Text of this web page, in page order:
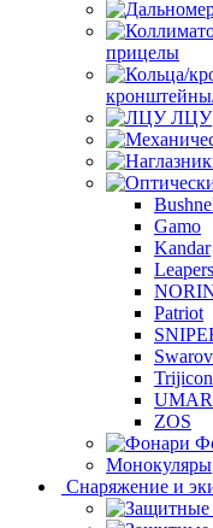
прицелы
ЛЦУ
Gamo
Kandar
Leapers
Patriot
Trijicon
ZOS
Монокуляры
Снаряжение и